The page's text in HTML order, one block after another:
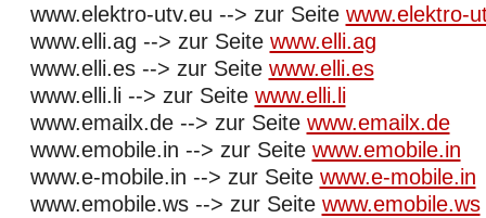
www.elektro-utv.eu --> zur Seite www.elektro-
www.elli.ag --> zur Seite www.elli.ag
www.elli.es --> zur Seite www.elli.es
www.elli.li --> zur Seite www.elli.li
www.emailx.de --> zur Seite www.emailx.de
www.emobile.in --> zur Seite www.emobile.in
www.e-mobile.in --> zur Seite www.e-mobile.in
www.emobile.ws --> zur Seite www.emobile.ws